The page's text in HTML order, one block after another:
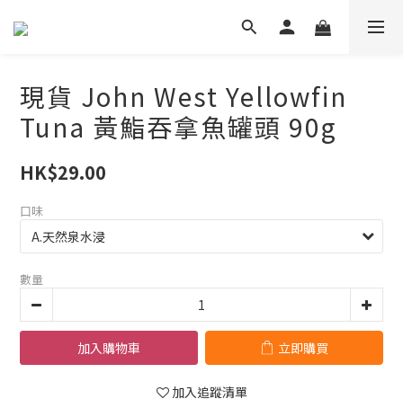
現貨 John West Yellowfin
Tuna 黃鮨吞拿魚罐頭 90g
HK$29.00
口味
數量
加入購物車 立即購買
加入追蹤清單